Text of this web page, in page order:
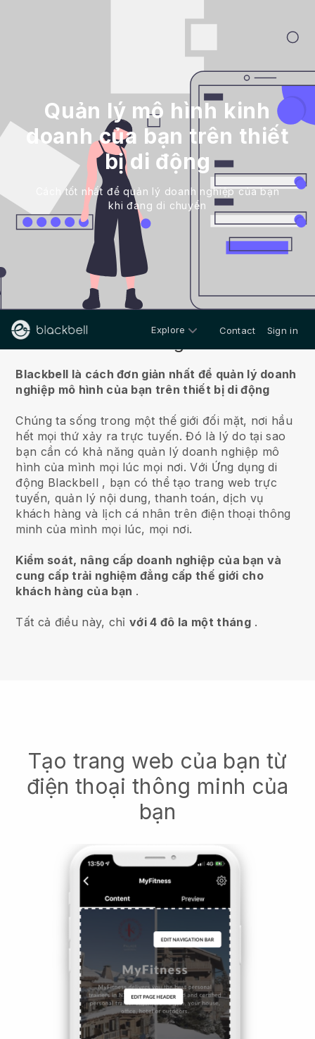
Quản lý mô hình kinh
doanh của bạn trên thiết
bị di động
Cách tốt nhất để quản lý doanh nghiệp của bạn
khi đang di chuyển
Explore Contact Sign in
Blackbell là cách đơn giản nhất để quản lý doanh
nghiệp mô hình của bạn trên thiết bị di động
Chúng ta sống trong một thế giới đối mặt, nơi hầu
hết mọi thứ xảy ra trực tuyến.Đó là lý do tại sao
bạn cần có khả năng quản lý doanh nghiệp mô
hình của mình mọi lúc mọi nơi. Với Ứng dụng di
động Blackbell , bạn có thể tạo trang web trực
tuyến, quản lý nội dung, thanh toán, dịch vụ
khách hàng và lịch cá nhân trên điện thoại thông
minh của mình mọi lúc, mọi nơi.
Kiểm soát, nâng cấp doanh nghiệp của bạn và
cung cấp trải nghiệm đẳng cấp thế giới cho
khách hàng của bạn .
Tất cả điều này, chỉvới 4 đô la một tháng.
Tạo trang web của bạn từ
điện thoại thông minh của
bạn